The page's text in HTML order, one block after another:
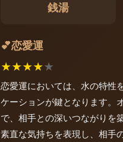
銭湯
💕恋愛運
★★★★★
恋愛運においては、水の特性
ケーションが鍵となります。
で、相手との深いつながりを
素直な気持ちを表現し、相手